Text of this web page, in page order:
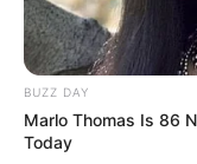
BUZZ DAY
Marlo Thomas Is 86
Today